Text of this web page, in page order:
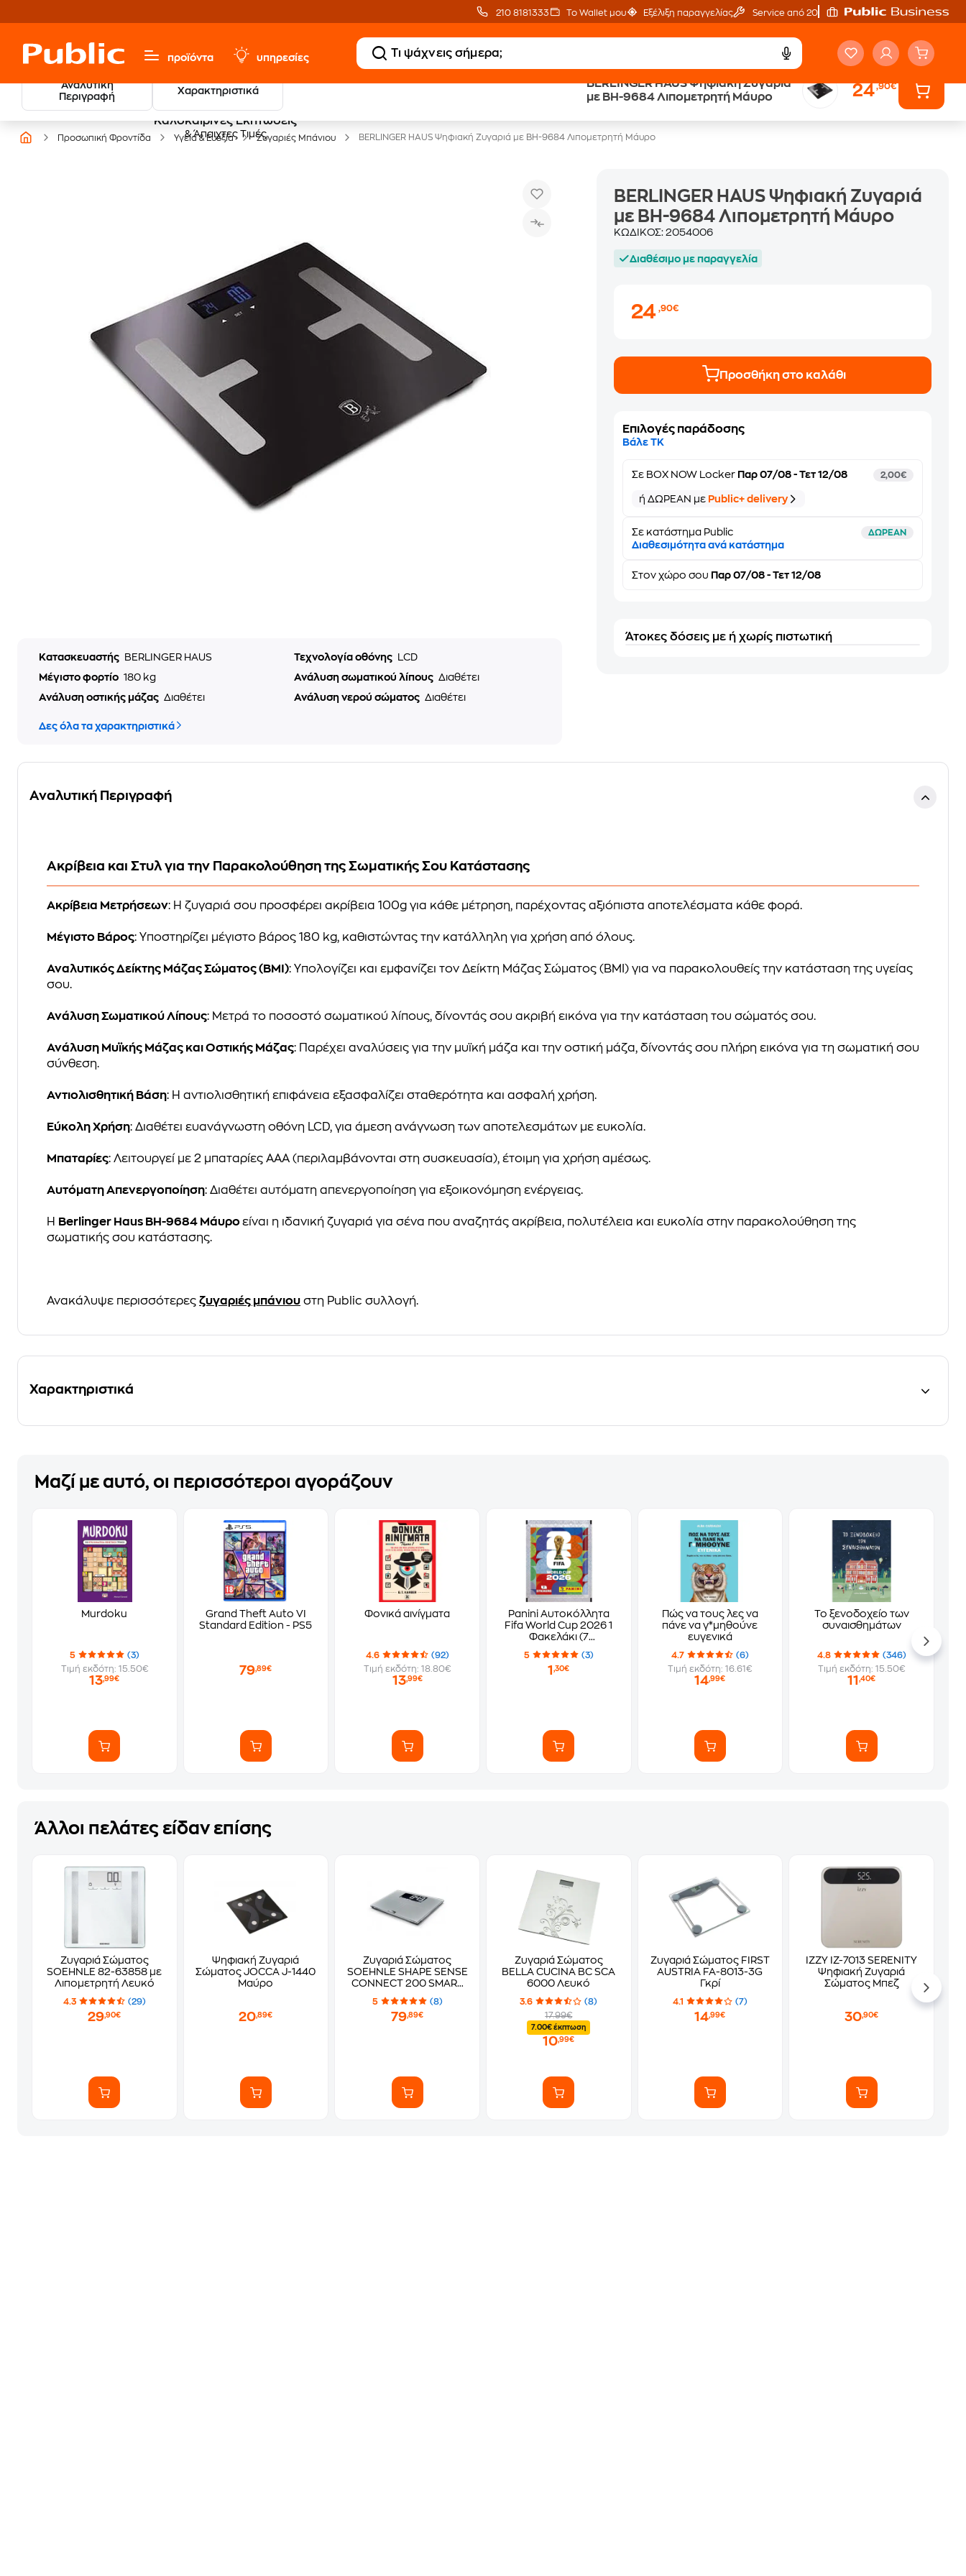
210 8181333 Το Wallet μου Εξέλιξη παραγγελίας Service από 20'
προϊόντα υπηρεσίες
Αναλυτική
Περιγραφή
Χαρακτηριστικά
BERLINGER HAUS Ψηφιακή Ζυγαριά
με BH-9684 Λιπομετρητή Μάυρο
24,90€
Καλοκαιρινές Εκπτώσεις
& Άπαιχτες Τιμές
Άτοκες Δόσεις Public επιστροφή €
Προσωπική Φροντίδα Υγεία & Ευεξία Ζυγαριές Μπάνιου BERLINGER HAUS Ψηφιακή Ζυγαριά με BH-9684 Λιπομετρητή Μάυρο
Κατασκευαστής BERLINGER HAUS Τεχνολογία οθόνης
LCD
Μέγιστο φορτίο 180 kg Ανάλυση σωματικού λίπους Διαθέτει
Ανάλυση οστικής μάζας Διαθέτει Ανάλυση νερού σώματος Διαθέτει
Δες όλα τα χαρακτηριστικά
BERLINGER HAUS Ψηφιακή Ζυγαριά
με BH-9684 Λιπομετρητή Μάυρο
ΚΩΔΙΚΟΣ:2054006
Διαθέσιμο με παραγγελία
24,90€
Προσθήκη στο καλάθι
Επιλογές παράδοσης
Βάλε ΤΚ
Σε BOX NOW Locker Παρ 07/08 - Τετ 12/08 2,00€
ή ΔΩΡΕΑΝ με Public+ delivery
Σε κατάστημα Public ΔΩΡΕΑΝ
Διαθεσιμότητα ανά κατάστημα
Στονχώρο σου Παρ 07/08 - Τετ 12/08
Άτοκες δόσεις με ή χωρίς πιστωτική
Αναλυτική Περιγραφή
Ακρίβεια και Στυλ για την Παρακολούθηση της Σωματικής Σου Κατάστασης
Ακρίβεια Μετρήσεων: Η ζυγαριά σου προσφέρει ακρίβεια 100g για κάθε μέτρηση, παρέχοντας αξιόπιστα αποτελέσματα κάθε φορά.
Μέγιστο Βάρος: Υποστηρίζει μέγιστο βάρος 180 kg, καθιστώντας την κατάλληλη για χρήση από όλους.
Αναλυτικός Δείκτης Μάζας Σώματος (BMI): Υπολογίζει και εμφανίζει τον Δείκτη Μάζας Σώματος (BMI) για να παρακολουθείς την κατάσταση της υγείας
σου.
Ανάλυση Σωματικού Λίπους: Μετρά το ποσοστό σωματικού λίπους, δίνοντάς σου ακριβή εικόνα για την κατάσταση του σώματός σου.
Ανάλυση Μυϊκής Μάζας και Οστικής Μάζας: Παρέχει αναλύσεις για την μυϊκή μάζα και την οστική μάζα, δίνοντάς σου πλήρη εικόνα για τη σωματική σου
σύνθεση.
Αντιολισθητική Βάση: Η αντιολισθητική επιφάνεια εξασφαλίζει σταθερότητα και ασφαλή χρήση.
Εύκολη Χρήση: Διαθέτει ευανάγνωστη οθόνη LCD, για άμεση ανάγνωση των αποτελεσμάτων με ευκολία.
Μπαταρίες: Λειτουργεί με 2 μπαταρίες AAA (περιλαμβάνονται στη συσκευασία), έτοιμη για χρήση αμέσως.
Αυτόματη Απενεργοποίηση: Διαθέτει αυτόματη απενεργοποίηση για εξοικονόμηση ενέργειας.
Η Berlinger Haus BH-9684 Μάυροείναι η ιδανική ζυγαριά για σένα που αναζητάς ακρίβεια, πολυτέλεια και ευκολία στην παρακολούθηση της
σωματικής σου κατάστασης.
Ανακάλυψε περισσότερες ζυγαριές μπάνιου στη Public συλλογή.
Χαρακτηριστικά
Μαζί με αυτό, οι περισσότεροι αγοράζουν
Murdoku
5
(3)
Τιμή εκδότη: 15.50€
13,99€
Grand Theft Auto VI
Standard Edition - PS5
79,89€
Φονικά αινίγματα
4.6
(92)
Τιμή εκδότη: 18.80€
13,99€
Panini Αυτοκόλλητα
Fifa World Cup 2026 1
Φακελάκι (7
Αυτοκόλλητα)
5 (3)
1,30€
Πώς να τους λες να
πάνε να γ*μηθούνε
ευγενικά
4.7
(6)
Τιμή εκδότη: 16.61€
14,99€
Το ξενοδοχείο των
συναισθημάτων
4.8
(346)
Τιμή εκδότη: 15.50€
11,40€
Άλλοι πελάτες είδαν επίσης
Ζυγαριά Σώματος
SOEHNLE 82-63858 με
Λιπομετρητή Λευκό
4.3 (29)
29,90€
Ψηφιακή Ζυγαριά
Σώματος JOCCA J-1440
Μαύρο
20,89€
Ζυγαριά Σώματος
SOEHNLE SHAPE SENSE
CONNECT 200 SMART
82-63873 Γκρι
5 (8)
79,89€
Ζυγαριά Σώματος
BELLA CUCINA BC SCA
6000 Λευκό
3.6
(8)
17.99€
7.00€ έκπτωση
10,99€
Ζυγαριά Σώματος FIRST
AUSTRIA FA-8013-3G
Γκρί
4.1 (7)
14,99€
IZZY IZ-7013 SERENITY
Ψηφιακή Ζυγαριά
Σώματος Μπεζ
30,90€